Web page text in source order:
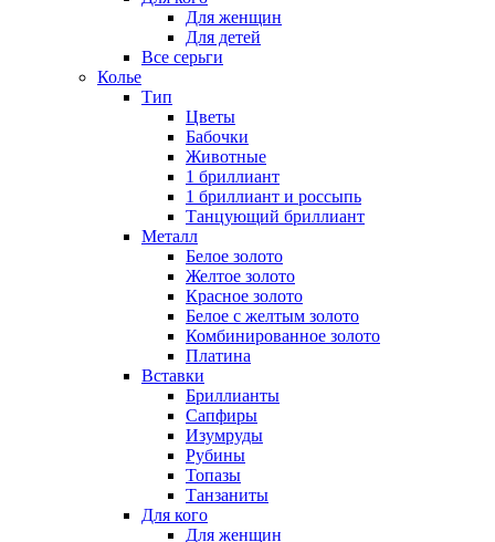
Для женщин
Для детей
Все серьги
Колье
Тип
Цветы
Бабочки
Животные
1 бриллиант
1 бриллиант и россыпь
Танцующий бриллиант
Металл
Белое золото
Желтое золото
Красное золото
Белое с желтым золото
Комбинированное золото
Платина
Вставки
Бриллианты
Сапфиры
Изумруды
Рубины
Топазы
Танзаниты
Для кого
Для женщин